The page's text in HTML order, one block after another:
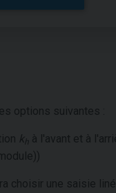
options suivantes :
kh à l'avant et à
choisir une saisie